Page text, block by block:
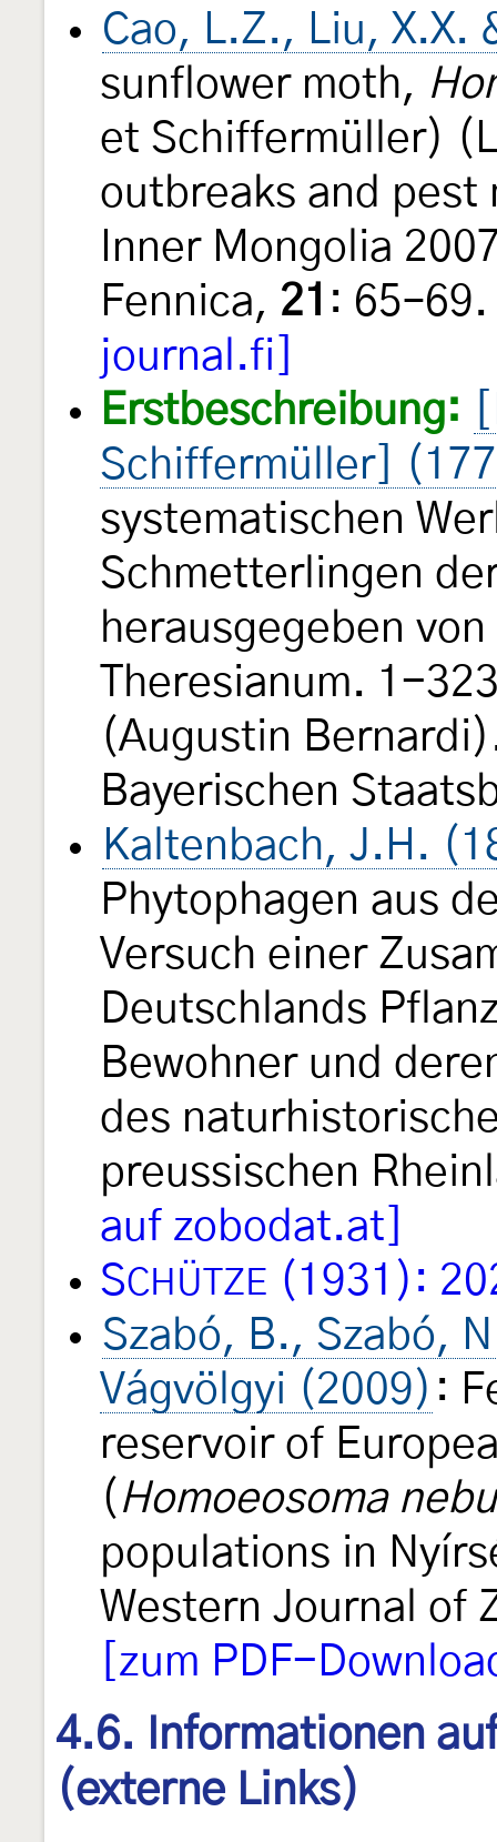
Cao, L.Z., Liu, X.X.
sunflower moth,
et Schiffermüller)
outbreaks and pest
Inner Mongolia
Fennica, 21 :
journal.fi]
Erstbeschreibung:
Schiffermüller]
systematischen
Schmetterlingen
herausgegeben
Theresianum. 1-
(Augustin
Bayerischen
Kaltenbach, J.H.
Phytophagen aus
Versuch einer
Deutschlands
Bewohner und
des
preussischen
auf zobodat.at]
SCHÜTZE (1931):
Szabó, B., Szabó,
Vágvölgyi (2009) :
reservoir of
( Homoeosoma
populations in
Western Journal of
[zum PDF-
4.6. Informationen
(externe Links)